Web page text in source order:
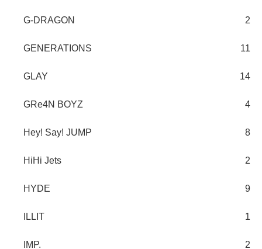
G-DRAGON 2
GENERATIONS 11
GLAY 14
GRe4N BOYZ 4
Hey! Say! JUMP 8
HiHi Jets 2
HYDE 9
ILLIT 1
IMP. 2